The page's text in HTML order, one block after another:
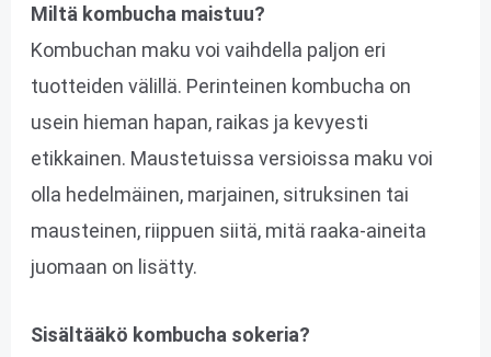
Miltä kombucha maistuu?
Kombuchan maku voi vaihdella paljon eri
tuotteiden välillä. Perinteinen kombucha on
usein hieman hapan, raikas ja kevyesti
etikkainen. Maustetuissa versioissa maku voi
olla hedelmäinen, marjainen, sitruksinen tai
mausteinen, riippuen siitä, mitä raaka-aineita
juomaan on lisätty.
Sisältääkö kombucha sokeria?